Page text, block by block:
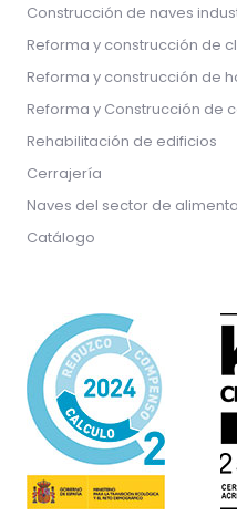
Construcción de naves
Reforma y construcción de
Reforma y construcción de
Reforma y Construcción de
Rehabilitación de edificios
Cerrajería
Naves del sector de
Catálogo